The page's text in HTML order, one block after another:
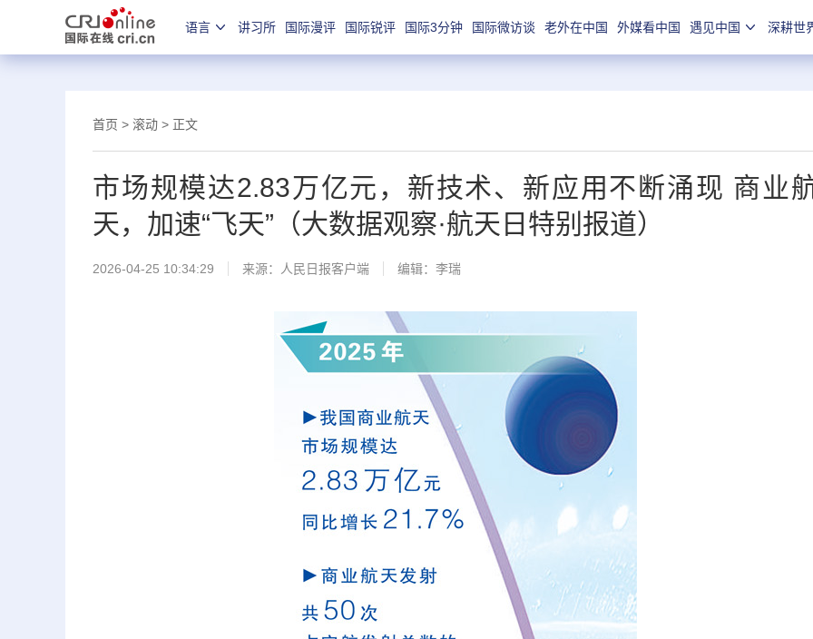
语言 讲习所 国际漫评 国际锐评 国际3分钟 国际微访谈 老外在中国 外媒看中国 遇见中国 深耕世
首页 > 滚动 > 正文
市场规模达2.83万亿元，新技术、新应用不断涌现 商业
天，加速“飞天”（大数据观察·航天日特别报道）
2026-04-25 10:34:29 来源： 人民日报客户端 编辑：李瑞